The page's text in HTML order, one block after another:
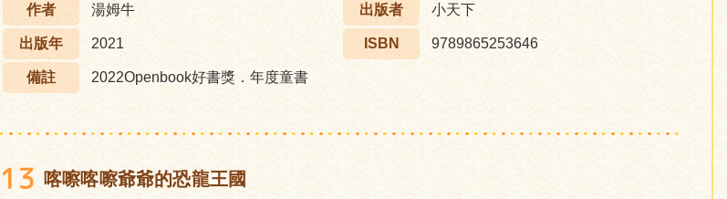
作者 湯姆牛 出版者 小天下
出版年 2021 ISBN 9789865253646
備註 2022Openbook好書獎．年度童書
13 喀嚓喀嚓爺爺的恐龍王國